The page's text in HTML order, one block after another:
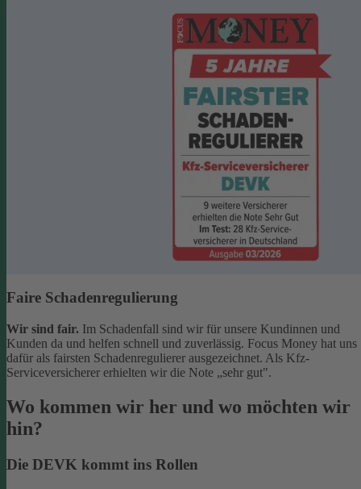
Faire Schadenregulierung
Wir sind fair. Im Schadenfall sind wir für unsere Kundinnen und
Kunden da und helfen schnell und zuverlässig. Focus Money hat uns
dafür als fairsten Schadenregulierer ausgezeichnet. Als Kfz-
Serviceversicherer erhielten wir die Note „sehr gut".
Wo kommen wir her und wo möchten wir
hin?
Die DEVK kommt ins Rollen